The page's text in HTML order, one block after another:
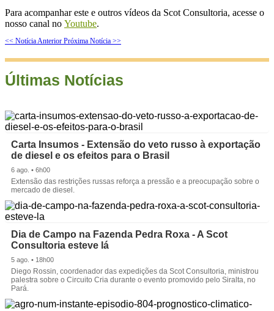
Para acompanhar este e outros vídeos da Scot Consultoria, acesse o
nosso canal no Youtube.
<< Notícia Anterior Próxima Notícia >>
Últimas Notícias
Carta Insumos - Extensão do veto russo à exportação
de diesel e os efeitos para o Brasil
6 ago. • 6h00
Extensão das restrições russas reforça a pressão e a preocupação sobre o
mercado de diesel.
Dia de Campo na Fazenda Pedra Roxa - A Scot
Consultoria esteve lá
5 ago. • 18h00
Diego Rossin, coordenador das expedições da Scot Consultoria, ministrou
palestra sobre o Circuito Cria durante o evento promovido pelo Siralta, no
Pará.